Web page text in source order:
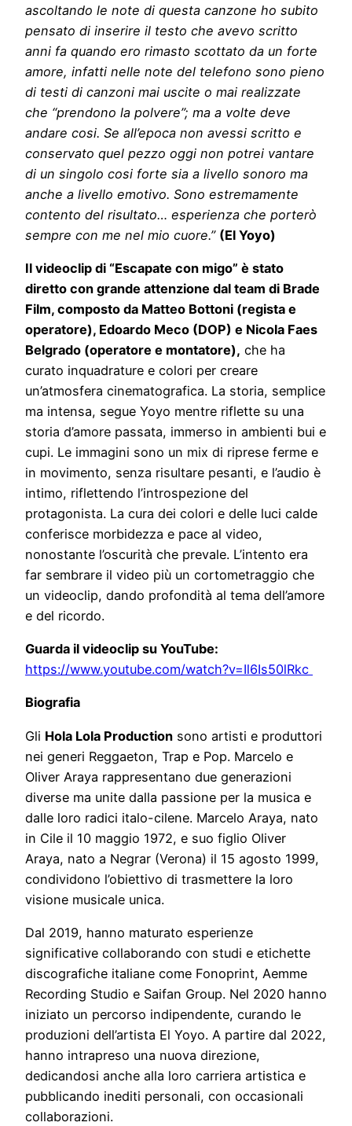
ascoltando le note di questa canzone ho subito
pensato di inserire il testo che avevo scritto
anni fa quando ero rimasto scottato da un forte
amore, infatti nelle note del telefono sono pieno
di testi di canzoni mai uscite o mai realizzate
che “prendono la polvere”; ma a volte deve
andare cosi. Se all’epoca non avessi scritto e
conservato quel pezzo oggi non potrei vantare
di un singolo cosi forte sia a livello sonoro ma
anche a livello emotivo. Sono estremamente
contento del risultato… esperienza che porterò
sempre con me nel mio cuore.” (El Yoyo)
Il videoclip di “Escapate con migo” è stato
diretto con grande attenzione dal team di Brade
Film, composto da Matteo Bottoni (regista e
operatore), Edoardo Meco (DOP) e Nicola Faes
Belgrado (operatore e montatore), che ha
curato inquadrature e colori per creare
un’atmosfera cinematografica. La storia, semplice
ma intensa, segue Yoyo mentre riflette su una
storia d’amore passata, immerso in ambienti bui e
cupi. Le immagini sono un mix di riprese ferme e
in movimento, senza risultare pesanti, e l’audio è
intimo, riflettendo l’introspezione del
protagonista. La cura dei colori e delle luci calde
conferisce morbidezza e pace al video,
nonostante l’oscurità che prevale. L’intento era
far sembrare il video più un cortometraggio che
un videoclip, dando profondità al tema dell’amore
e del ricordo.
Guarda il videoclip su YouTube:
https://www.youtube.com/watch?v=Il6Is50lRkc
Biografia
Gli Hola Lola Production sono artisti e produttori
nei generi Reggaeton, Trap e Pop. Marcelo e
Oliver Araya rappresentano due generazioni
diverse ma unite dalla passione per la musica e
dalle loro radici italo-cilene. Marcelo Araya, nato
in Cile il 10 maggio 1972, e suo figlio Oliver
Araya, nato a Negrar (Verona) il 15 agosto 1999,
condividono l’obiettivo di trasmettere la loro
visione musicale unica.
Dal 2019, hanno maturato esperienze
significative collaborando con studi e etichette
discografiche italiane come Fonoprint, Aemme
Recording Studio e Saifan Group. Nel 2020 hanno
iniziato un percorso indipendente, curando le
produzioni dell’artista El Yoyo. A partire dal 2022,
hanno intrapreso una nuova direzione,
dedicandosi anche alla loro carriera artistica e
pubblicando inediti personali, con occasionali
collaborazioni.